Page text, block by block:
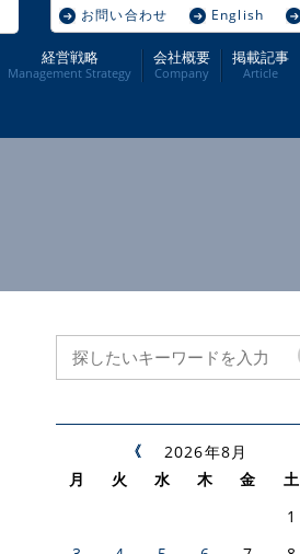
経営戦略
Management Strategy
会社概要
Company
掲載記事
Article
お問い合わせ English
2026年8月
月
火 水 木 金 土
1